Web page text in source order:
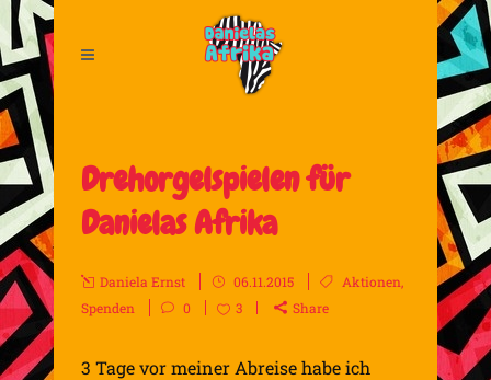
Drehorgelspielen für
Danielas Afrika
Daniela Ernst 06.11.2015 Aktionen,
Spenden
0 3 Share
3 Tage vor meiner Abreise habe ich